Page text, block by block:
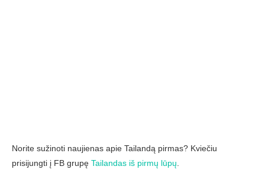
Norite sužinoti naujienas apie Tailandą pirmas? Kviečiu
prisijungti į FB grupę Tailandas iš pirmų lūpų